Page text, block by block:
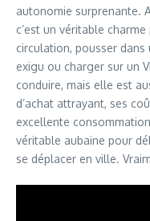
autonomie surprenante.
c’est un véritable
circulation, pousser
exigu ou charger sur un
conduire, mais elle est
d’achat attrayant, ses
excellente
véritable aubaine pour
se déplacer en ville.